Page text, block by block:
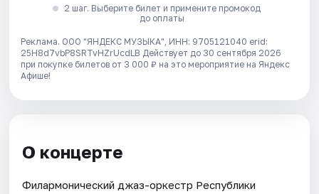
2 шаг. Выберите билет и примените промокод
до оплаты
Реклама. ООО "ЯНДЕКС МУЗЫКА", ИНН: 9705121040 erid:
25H8d7vbP8SRTvHZrUcdLB Действует до 30 сентября 2026
при покупке билетов от 3 000 ₽ на это мероприятие на Яндекс
Афише!
О концерте
Филармонический джаз-оркестр Республики